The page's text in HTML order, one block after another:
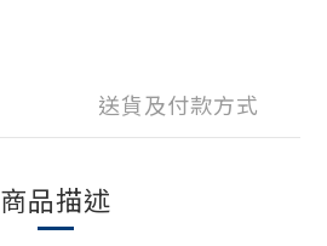
送貨及付款方式
商品描述